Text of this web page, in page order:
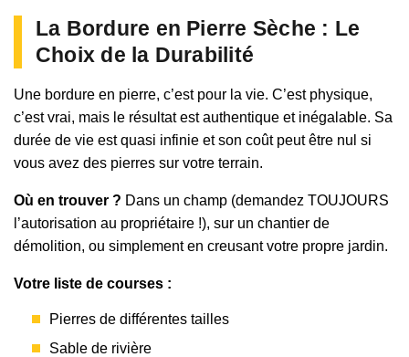
La Bordure en Pierre Sèche : Le
Choix de la Durabilité
Une bordure en pierre, c’est pour la vie. C’est physique,
c’est vrai, mais le résultat est authentique et inégalable. Sa
durée de vie est quasi infinie et son coût peut être nul si
vous avez des pierres sur votre terrain.
Où en trouver ? Dans un champ (demandez TOUJOURS
l’autorisation au propriétaire !), sur un chantier de
démolition, ou simplement en creusant votre propre jardin.
Votre liste de courses :
Pierres de différentes tailles
Sable de rivière